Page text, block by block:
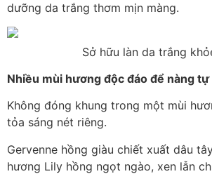
dưỡng da trắng thơm mịn màng.
Sở hữu làn da trắng
Nhiều mùi hương độc đáo để nàng
Không đóng khung trong một mùi
tỏa sáng nét riêng.
Gervenne hồng giàu chiết xuất dâu
hương Lily hồng ngọt ngào, xen lẫn